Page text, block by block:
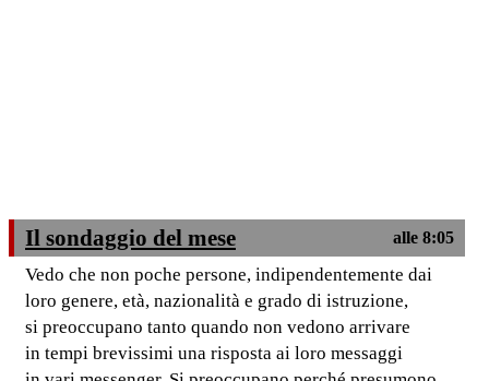
Il sondaggio del mese alle 8:05
Vedo che non poche persone, indipendentemente dai
loro genere, età, nazionalità e grado di istruzione,
si preoccupano tanto quando non vedono arrivare
in tempi brevissimi una risposta ai loro messaggi